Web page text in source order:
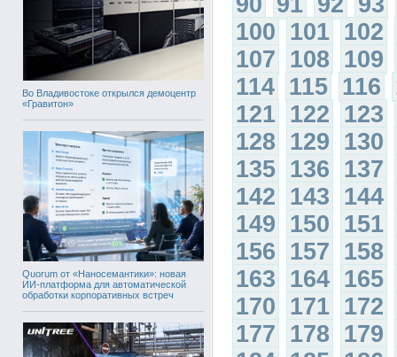
Во Владивостоке открылся демоцентр
«Гравитон»
Quorum от «Наносемантики»: новая
ИИ-платформа для автоматической
обработки корпоративных встреч
100 101 102
107 108 109
114 115 116
121 122 123
128 129 130
135 136 137
142 143 144
149 150 151
156 157 158
163 164 165
170 171 172
177 178 179